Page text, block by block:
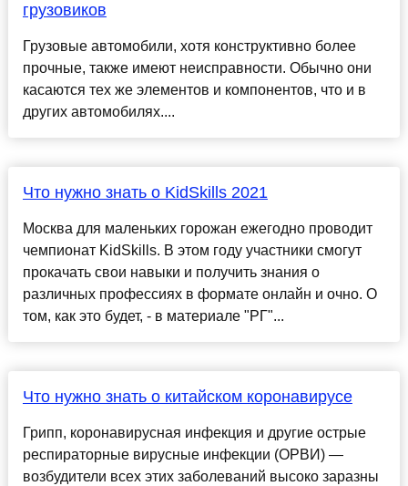
грузовиков
Грузовые автомобили, хотя конструктивно более
прочные, также имеют неисправности. Обычно они
касаются тех же элементов и компонентов, что и в
других автомобилях....
Что нужно знать о KidSkills 2021
Москва для маленьких горожан ежегодно проводит
чемпионат KidSkills. В этом году участники смогут
прокачать свои навыки и получить знания о
различных профессиях в формате онлайн и очно. О
том, как это будет, - в материале "РГ"...
Что нужно знать о китайском коронавирусе
Грипп, коронавирусная инфекция и другие острые
респираторные вирусные инфекции (ОРВИ) —
возбудители всех этих заболеваний высоко заразны